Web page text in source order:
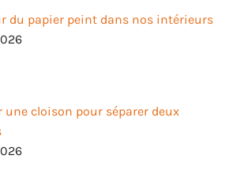
du papier peint dans nos intérieurs
une cloison pour séparer deux